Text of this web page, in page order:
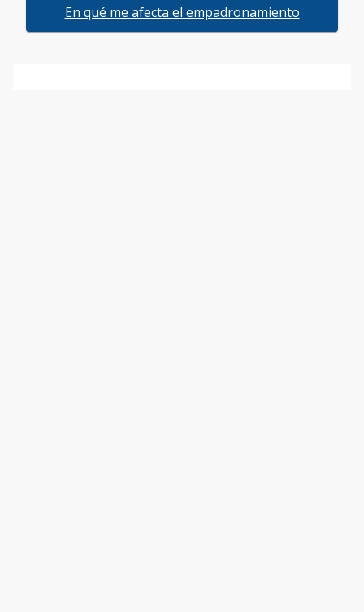
En qué me afecta el empadronamiento